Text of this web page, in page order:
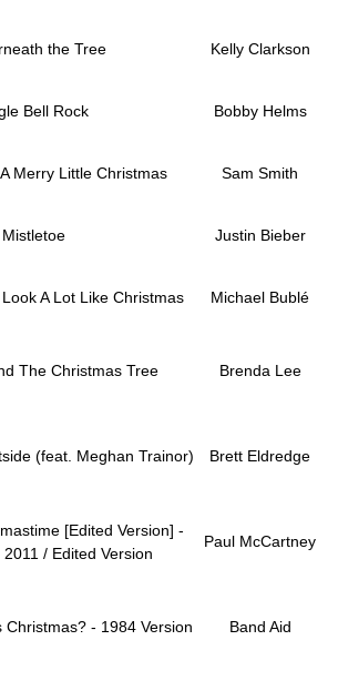
the Tree Kelly Clarkson
Bell Rock Bobby Helms
Merry Little Christmas Sam Smith
Mistletoe Justin Bieber
A Lot Like Christmas Michael Bublé
The Christmas Tree Brenda Lee
(feat. Meghan Trainor) Brett Eldredge
[Edited Version] -
/ Edited Version
Paul McCartney
Christmas? - 1984 Version Band Aid